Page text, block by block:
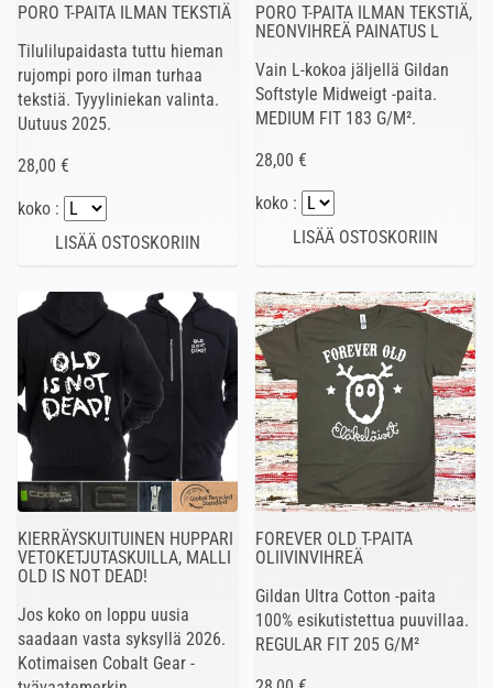
PORO T-PAITA ILMAN TEKSTIÄ
Tilulilupaidasta tuttu hieman
rujompi poro ilman turhaa
tekstiä. Tyyyliniekan valinta.
Uutuus 2025.
28,00 €
koko :
PORO T-PAITA ILMAN TEKSTIÄ,
NEONVIHREÄ PAINATUS L
Vain L-kokoa jäljellä Gildan
Softstyle Midweigt -paita.
MEDIUM FIT 183 G/M².
28,00 €
koko :
KIERRÄYSKUITUINEN HUPPARI
VETOKETJUTASKUILLA, MALLI
OLD IS NOT DEAD!
Jos koko on loppu uusia
saadaan vasta syksyllä 2026.
Kotimaisen Cobalt Gear -
FOREVER OLD T-PAITA
OLIIVINVIHREÄ
Gildan Ultra Cotton -paita
100% esikutistettua puuvillaa.
REGULAR FIT 205 G/M²